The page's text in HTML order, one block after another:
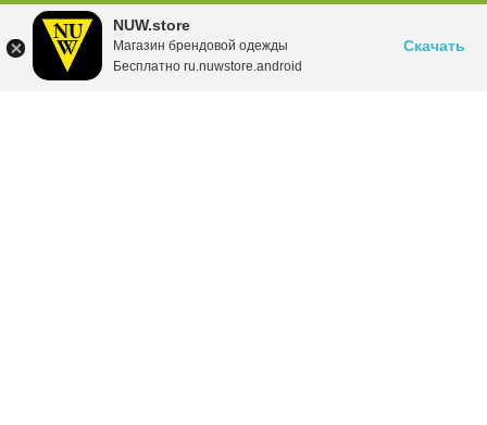
NUW.store
Магазин брендовой одежды
Бесплатно ru.nuwstore.android
Скачать